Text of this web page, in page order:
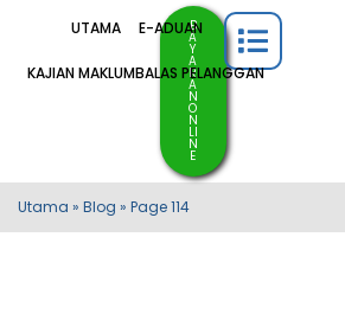
UTAMA E-ADUAN
KAJIAN MAKLUMBALAS PELANGGAN
B
A
Y
A
R
A
N
O
N
LI
N
E
Utama » Blog » Page 114